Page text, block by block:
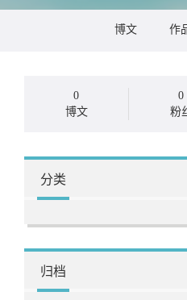
博文 作
0
博文
0
粉
分类
归档